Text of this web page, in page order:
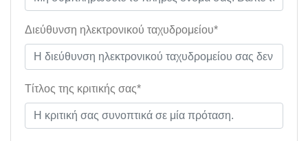
Διεύθυνση ηλεκτρονικού ταχυδρομείου*
Τίτλος της κριτικής σας*